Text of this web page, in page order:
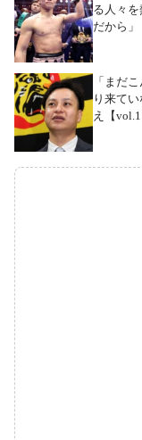
る人々
だから」
「まだ
り来て
え【vol.1